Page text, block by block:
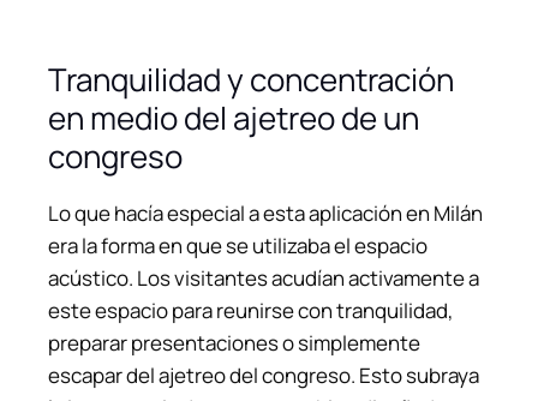
Tranquilidad y concentración
en medio del ajetreo de un
congreso
Lo que hacía especial a esta aplicación en Milán
era la forma en que se utilizaba el espacio
acústico. Los visitantes acudían activamente a
este espacio para reunirse con tranquilidad,
preparar presentaciones o simplemente
escapar del ajetreo del congreso. Esto subraya